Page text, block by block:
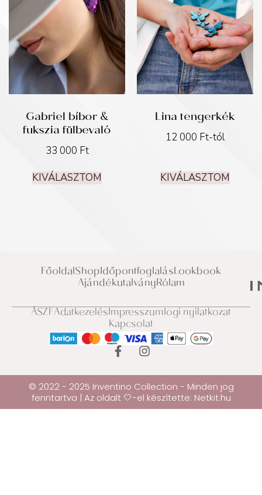
Gabriel bíbor &
fukszia fülbevaló
33 000 Ft
KIVÁLASZTOM
Lina tengerkék
12 000 Ft-tól
KIVÁLASZTOM
FőoldalShopIdőpontfoglalásLookbook
AjándékutalványRólam
ÁSZFAdatkezelésImpresszumJogi nyilatkozat
Kapcsolat
© 2022 - 2025 Inventino Collection - Minden jog
fenntartva | Az oldalt 🤍-el készítette: Netkit.hu